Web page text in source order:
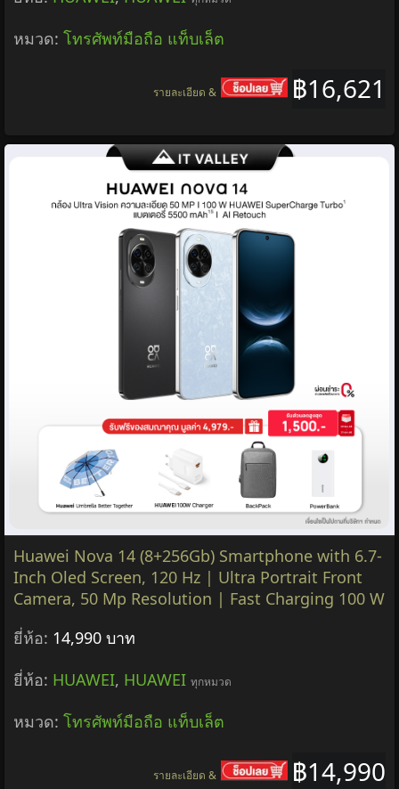
หมวด: โทรศัพท์มือถือ แท็บเล็ต
฿16,621
รายละเอียด &
Huawei Nova 14 (8+256Gb) Smartphone with 6.7-
Inch Oled Screen, 120 Hz | Ultra Portrait Front
Camera, 50 Mp Resolution | Fast Charging 100 W
ยี่ห้อ: 14,990 บาท
ยี่ห้อ: HUAWEI, HUAWEI ทุกหมวด
หมวด: โทรศัพท์มือถือ แท็บเล็ต
฿14,990
รายละเอียด &